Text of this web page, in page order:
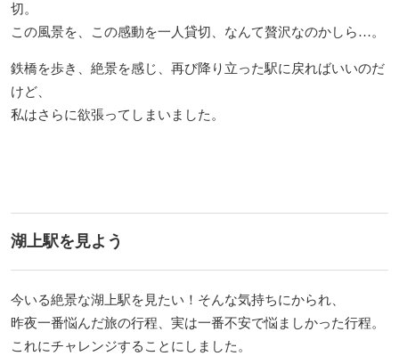
切。
この風景を、この感動を一人貸切、なんて贅沢なのかしら…。
鉄橋を歩き、絶景を感じ、再び降り立った駅に戻ればいいのだ
けど、
私はさらに欲張ってしまいました。
湖上駅を見よう
今いる絶景な湖上駅を見たい！そんな気持ちにかられ、
昨夜一番悩んだ旅の行程、実は一番不安で悩ましかった行程。
これにチャレンジすることにしました。